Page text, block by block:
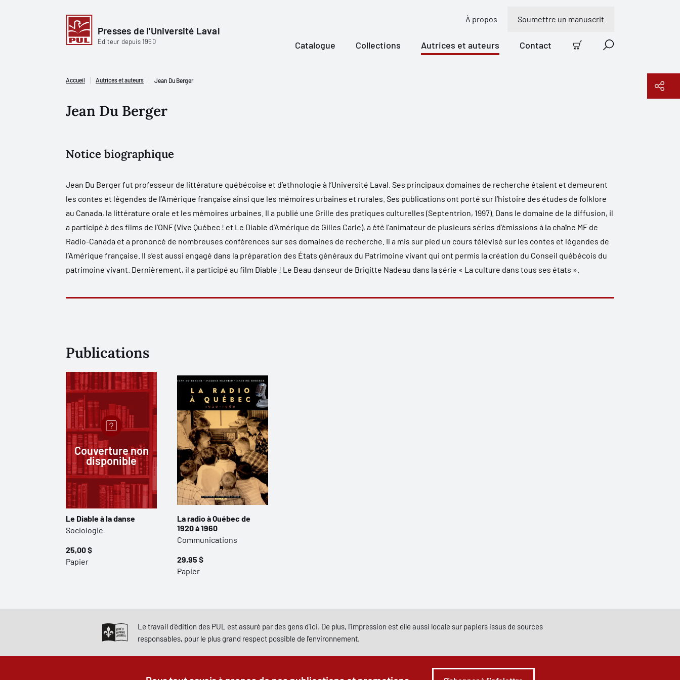
Presses de l'Université Laval
Éditeur depuis 1950
À propos Soumettre un manuscrit
Catalogue Collections Autrices et auteurs Contact
Panier Recherche
Accueil Autrices et auteurs Jean Du Berger
Jean Du Berger
Notice biographique
Jean Du Berger fut professeur de littérature québécoise et d’ethnologie à l’Université Laval. Ses principaux domaines de recherche étaient et demeurent
les contes et légendes de l’Amérique française ainsi que les mémoires urbaines et rurales. Ses publications ont porté sur l’histoire des études de folklore
au Canada, la littérature orale et les mémoires urbaines. Il a publié une Grille des pratiques culturelles (Septentrion, 1997). Dans le domaine de la diffusion, il
a participé à des films de l’ONF (Vive Québec ! et Le Diable d’Amérique de Gilles Carle), a été l’animateur de plusieurs séries d’émissions à la chaîne MF de
Radio-Canada et a prononcé de nombreuses conférences sur ses domaines de recherche. Il a mis sur pied un cours télévisé sur les contes et légendes de
l’Amérique française. Il s’est aussi engagé dans la préparation des États généraux du Patrimoine vivant qui ont permis la création du Conseil québécois du
patrimoine vivant. Dernièrement, il a participé au film Diable ! Le Beau danseur de Brigitte Nadeau dans la série « La culture dans tous ses états ».
Publications
Couverture non
disponible
Le Diable à la danse
Sociologie
25,00 $
Papier
La radio à Québec de
1920 à 1960
Communications
29,95 $
Papier
Le travail d'édition des PUL est assuré par des gens d'ici. De plus, l'impression est elle aussi locale sur papiers issus de sources
responsables, pour le plus grand respect possible de l'environnement.